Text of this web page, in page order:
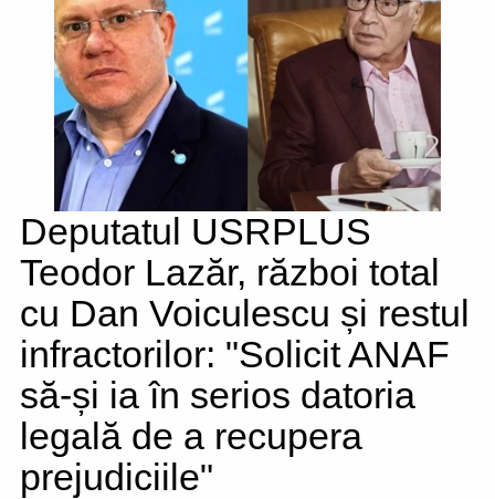
Deputatul USRPLUS
Teodor Lazăr, război total
cu Dan Voiculescu și restul
infractorilor: "Solicit ANAF
să-și ia în serios datoria
legală de a recupera
prejudiciile"